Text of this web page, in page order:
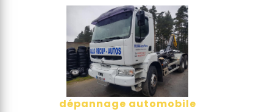
dépannage automobile